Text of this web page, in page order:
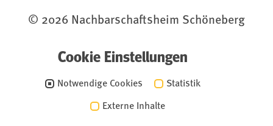
© 2026 Nachbarschaftsheim Schöneberg
Cookie Einstellungen
Notwendige Cookies Statistik
Externe Inhalte